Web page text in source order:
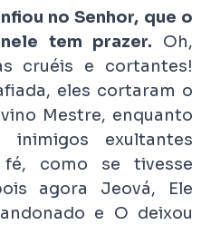
no Senhor, que o
tem prazer. Oh,
cruéis e cortantes!
eles cortaram o
Mestre, enquanto
exultantes
como se tivesse
agora Jeová, Ele
e O deixou